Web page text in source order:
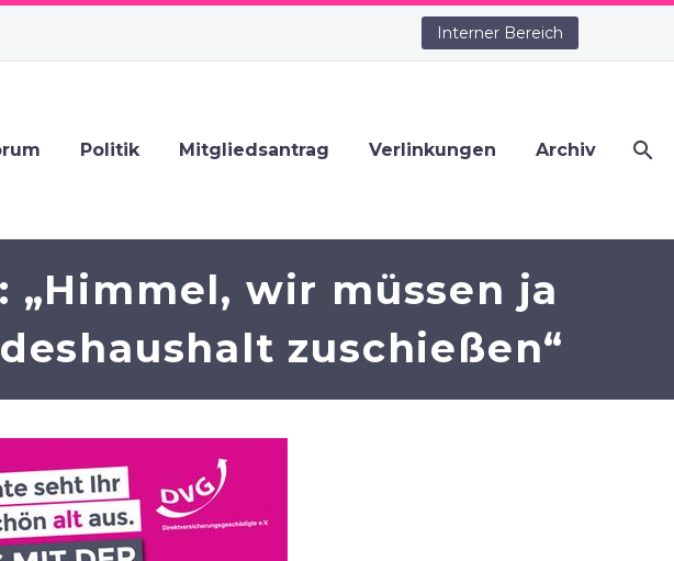
Interner Bereich
Politik Mitgliedsantrag Verlinkungen Archiv
wir müssen ja
zuschießen“